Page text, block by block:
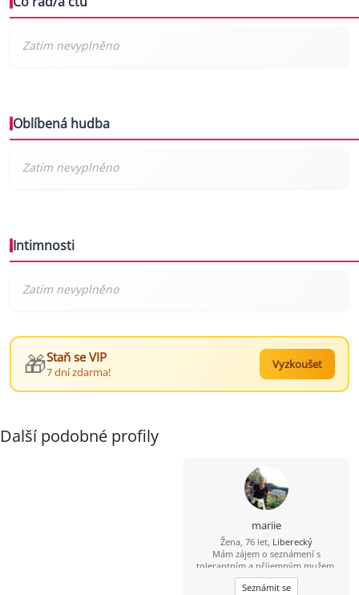
Oblíbená hudba
Intimnosti
🎁Staň se VIP
7 dní zdarma!
Vyzkoušet
Další podobné profily
mariie
Žena, 76 let, Liberecký
Mám zájem o seznámení s
tolerantním a příjemným mužem,
přiměřeného věku
Seznámit se